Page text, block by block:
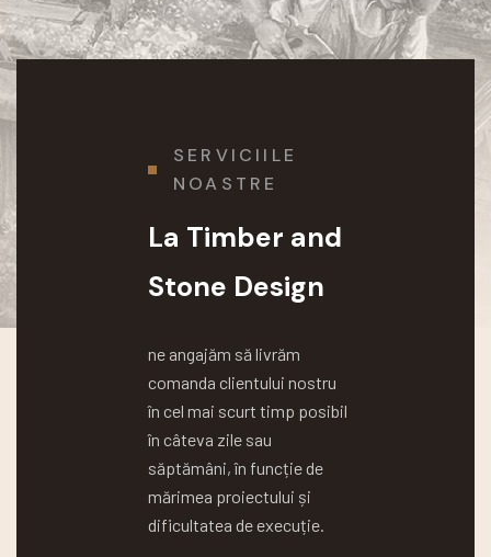
SERVICIILE
NOASTRE
La Timber and
Stone Design
ne angajăm să livrăm
comanda clientului nostru
în cel mai scurt timp posibil
în câteva zile sau
săptămâni, în funcție de
mărimea proiectului și
dificultatea de execuție.